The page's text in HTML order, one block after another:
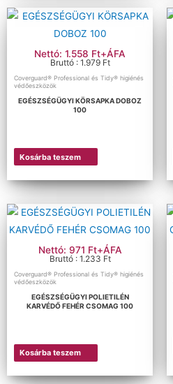
Nettó: 1.558 Ft+ÁFA
Bruttó : 1.979 Ft
Coverguard® Professional és Tidy® higiénés
védőeszközök
EGÉSZSÉGÜGYI KÖRSAPKA DOBOZ
100
Kosárba teszem
Nettó: 971 Ft+ÁFA
Bruttó : 1.233 Ft
Coverguard® Professional és Tidy® higiénés
védőeszközök
EGÉSZSÉGÜGYI POLIETILÉN
KARVÉDŐ FEHÉR CSOMAG 100
Kosárba teszem